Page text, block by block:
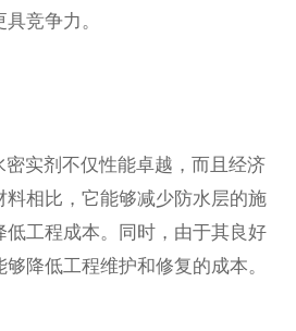
竞争力。
实剂不仅性能卓越，而且经济
料相比，它能够减少防水层的施
低工程成本。同时，由于其良好
降低工程维护和修复的成本。